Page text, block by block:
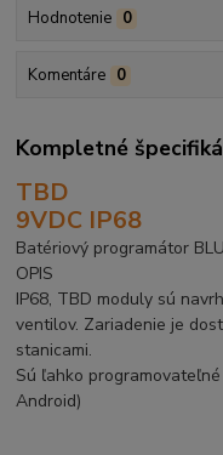
Hodnotenie 0
Komentáre 0
Kompletné
TBD
9VDC IP68
Batériový programátor
OPIS
IP68, TBD moduly sú
ventilov. Zariadenie je
stanicami.
Sú ľahko
Android)